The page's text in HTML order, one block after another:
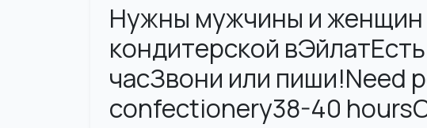
Нужны мужчины и женщин
кондитерской
часЗвони или пиши!Need
confectionery38-40